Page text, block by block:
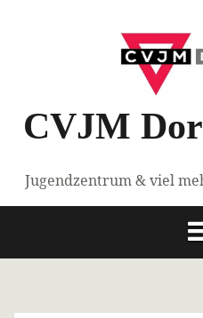
CVJM
Jugendzentrum & viel